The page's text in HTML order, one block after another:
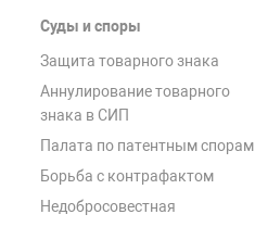
Суды и споры
Защита товарного знака
Аннулирование товарного
знака в СИП
Палата по патентным спорам
Борьба с контрафактом
Недобросовестная